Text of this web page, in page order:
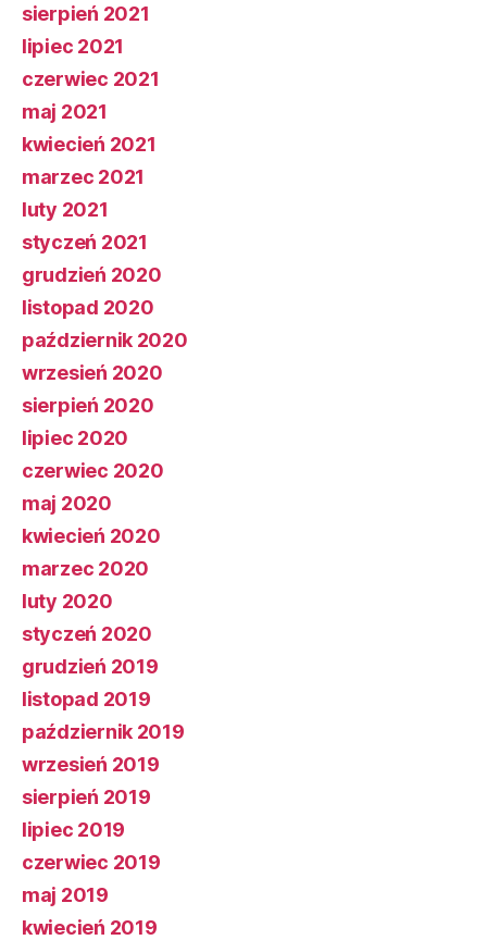
sierpień 2021
lipiec 2021
czerwiec 2021
maj 2021
kwiecień 2021
marzec 2021
luty 2021
styczeń 2021
grudzień 2020
listopad 2020
październik 2020
wrzesień 2020
sierpień 2020
lipiec 2020
czerwiec 2020
maj 2020
kwiecień 2020
marzec 2020
luty 2020
styczeń 2020
grudzień 2019
listopad 2019
październik 2019
wrzesień 2019
sierpień 2019
lipiec 2019
czerwiec 2019
maj 2019
kwiecień 2019